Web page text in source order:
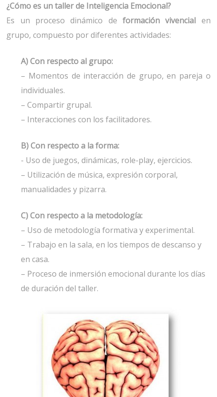
¿Cómo es un taller de Inteligencia Emocional?
Es un proceso dinámico de formación vivencial en
grupo, compuesto por diferentes actividades:
A) Con respecto al grupo:
– Momentos de interacción de grupo, en pareja o
individuales.
– Compartir grupal.
– Interacciones con los facilitadores.
B) Con respecto a la forma:
- Uso de juegos, dinámicas, role-play, ejercicios.
– Utilización de música, expresión corporal,
manualidades y pizarra.
C) Con respecto a la metodología:
– Uso de metodología formativa y experimental.
– Trabajo en la sala, en los tiempos de descanso y
en casa.
– Proceso de inmersión emocional durante los días
de duración del taller.